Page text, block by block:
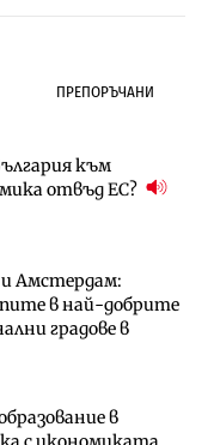
ПРЕПОРЪЧАНИ
към
отвъд ЕС?
и Амстердам:
в най-добрите
градове в
в
изпълнител за
трамвайното
150 устройства с
август
огромен
център в
150 устройства с
август
изпълнител за
трамвайното
изток 2“